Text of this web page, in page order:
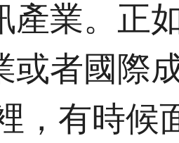
產業。正
或者國際
，有時候